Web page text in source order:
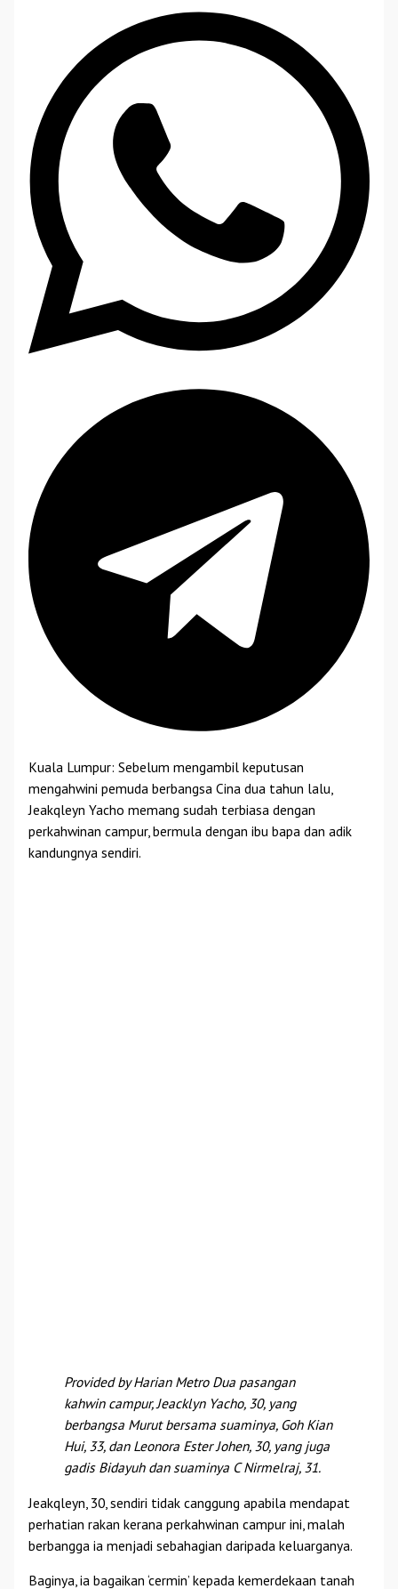
Kuala Lumpur: Sebelum mengambil keputusan
mengahwini pemuda berbangsa Cina dua tahun lalu,
Jeakqleyn Yacho memang sudah terbiasa dengan
perkahwinan campur, bermula dengan ibu bapa dan adik
kandungnya sendiri.
Provided by Harian Metro Dua pasangan
kahwin campur, Jeacklyn Yacho, 30, yang
berbangsa Murut bersama suaminya, Goh Kian
Hui, 33, dan Leonora Ester Johen, 30, yang juga
gadis Bidayuh dan suaminya C Nirmelraj, 31.
Jeakqleyn, 30, sendiri tidak canggung apabila mendapat
perhatian rakan kerana perkahwinan campur ini, malah
berbangga ia menjadi sebahagian daripada keluarganya.
Baginya, ia bagaikan ‘cermin’ kepada kemerdekaan tanah